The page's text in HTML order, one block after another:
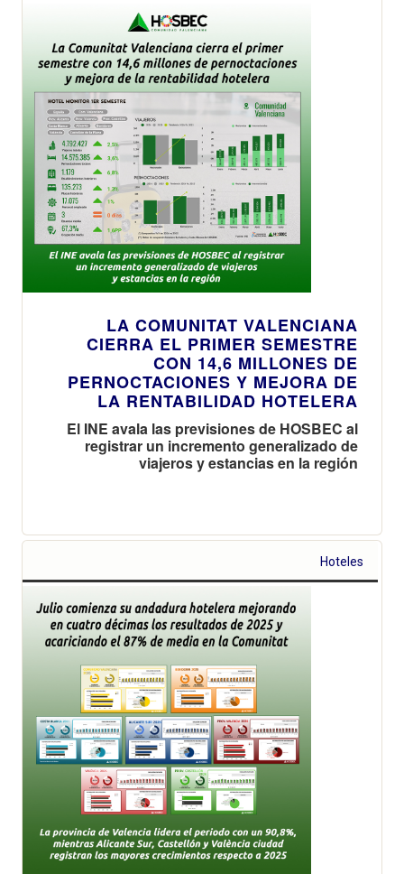
LA COMUNITAT VALENCIANA
CIERRA EL PRIMER SEMESTRE
CON 14,6 MILLONES DE
PERNOCTACIONES Y MEJORA DE
LA RENTABILIDAD HOTELERA
El INE avala las previsiones de HOSBEC al
registrar un incremento generalizado de
viajeros y estancias en la región
Hoteles